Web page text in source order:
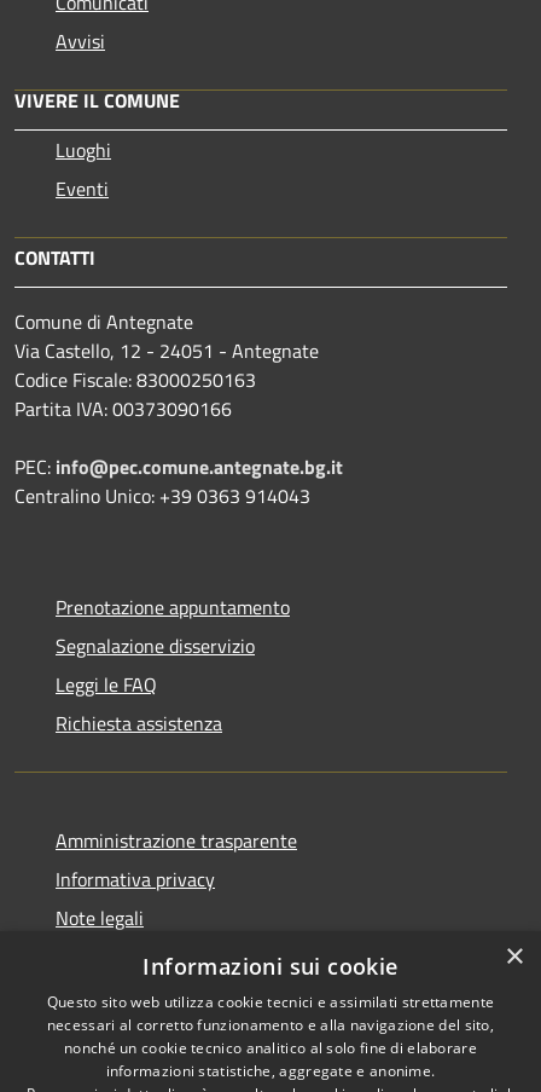
Avvisi
VIVERE IL COMUNE
Luoghi
Eventi
CONTATTI
Comune di Antegnate
Via Castello, 12 - 24051 - Antegnate
Codice Fiscale: 83000250163
Partita IVA: 00373090166
PEC: info@pec.comune.antegnate.bg.it
Centralino Unico: +39 0363 914043
Prenotazione appuntamento
Segnalazione disservizio
Leggi le FAQ
Richiesta assistenza
Amministrazione trasparente
Informativa privacy
Note legali
Dichiarazione di accessibilità
Copyright © 2026 • Comune di
×
Informazioni sui cookie
Questo sito web utilizza cookie tecnici e assimilati strettamente
necessari al corretto funzionamento e alla navigazione del sito,
nonché un cookie tecnico analitico al solo fine di elaborare
informazioni statistiche, aggregate e anonime.